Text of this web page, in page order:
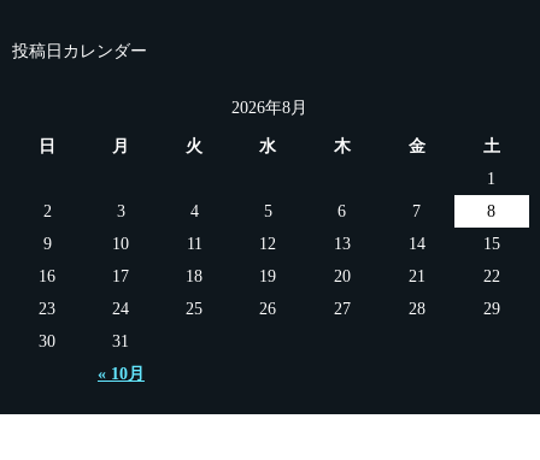
投稿日カレンダー
2026年8月
日 月 火 水 木 金 土
« 10月
1
2
3 4 5 6 7
8
9
10 11 12 13 14
15
16
17 18 19 20 21
22
23
24 25 26 27 28
29
30
31